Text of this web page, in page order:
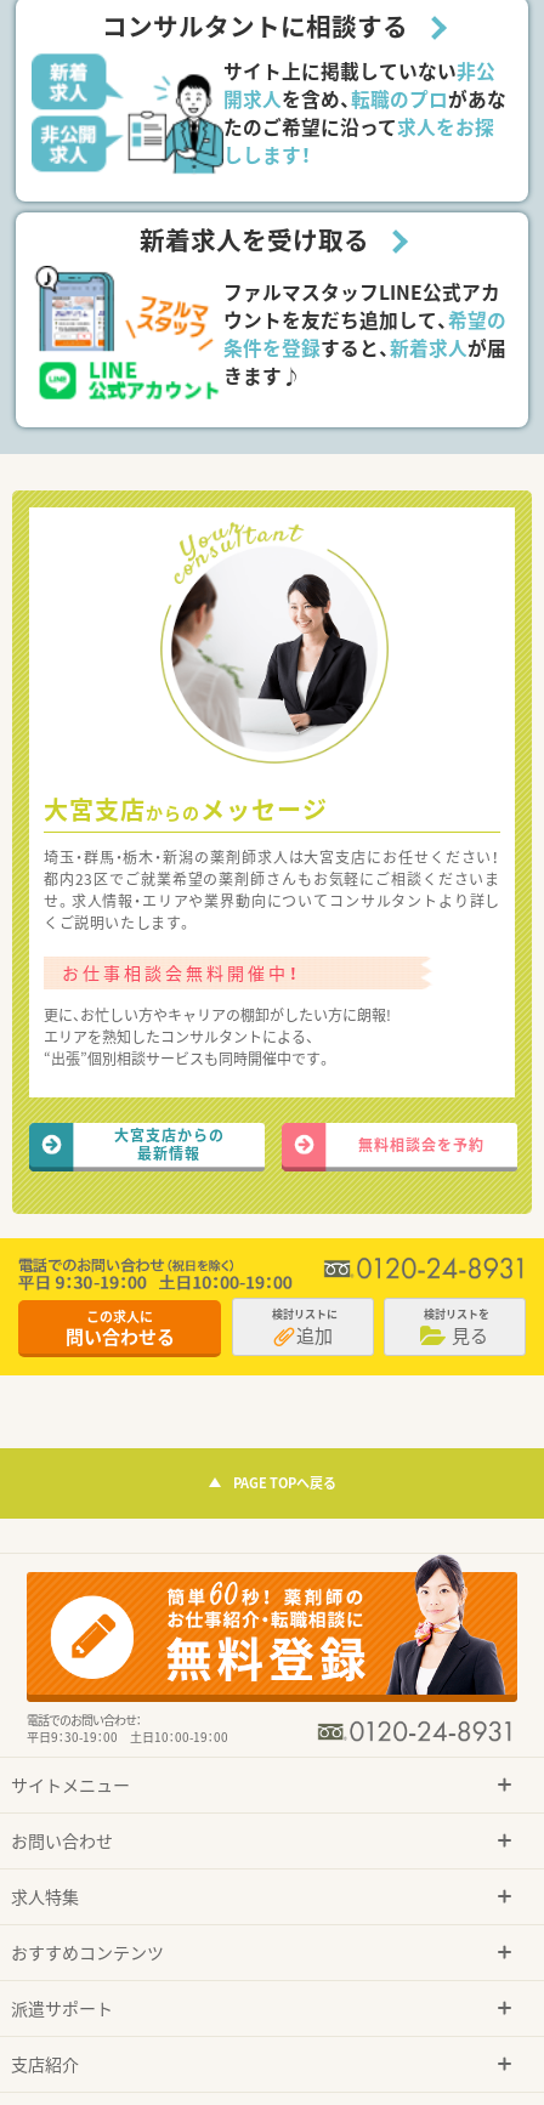
コンサルタントに相談する
サイト上に掲載していない非公
開求人を含め、転職のプロがあな
たのご希望に沿って求人をお探
しします！
新着求人を受け取る
ファルマスタッフLINE公式アカ
ウントを友だち追加して、希望の
条件を登録すると、新着求人が届
きます♪
大宮支店からの メッセージ
埼玉・群馬・栃木・新潟の薬剤師求人は大宮支店にお任せください！
都内23区でご就業希望の薬剤師さんもお気軽にご相談くださいま
せ。求人情報・エリアや業界動向についてコンサルタントより詳し
くご説明いたします。
お仕事相談会無料開催中！
更に、お忙しい方やキャリアの棚卸がしたい方に朗報!
エリアを熟知したコンサルタントによる、
“出張”個別相談サービスも同時開催中です。
大宮支店からの
最新情報
無料相談会を予約
この求人に
問い合わせる
検討リストに
追加
検討リストを
見る
PAGE TOPへ戻る
電話でのお問い合わせ：
平日9：30-19：00 土日10：00-19：00
サイトメニュー
お問い合わせ
求人特集
おすすめコンテンツ
派遣サポート
支店紹介